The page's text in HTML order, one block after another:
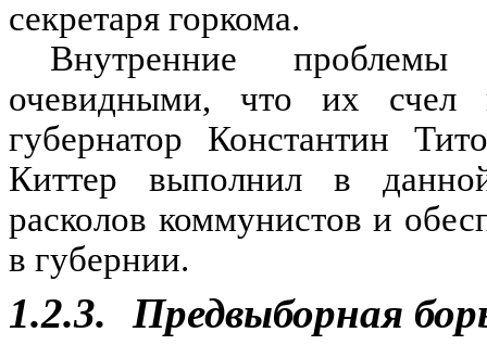
секретаря горкома.
Внутренние проблемы
очевидными, что их счел
губернатор Константин
Киттер выполнил в
расколов коммунистов и
в губернии.
1.2.3. Предвыборная